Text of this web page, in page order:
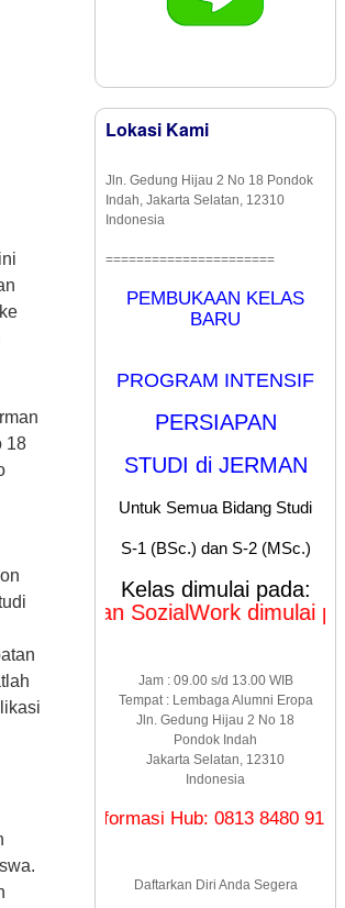
18
Lokasi Kami
Jln. Gedung Hijau 2 No 18 Pondok
Indah, Jakarta Selatan, 12310
Indonesia
======================
PEMBUKAAN KELAS
BARU
PROGRAM INTENSIF
PERSIAPAN
STUDI di JERMAN
Untuk Semua Bidang Studi
S-1 (BSc.) dan S-2 (MSc.)
Kelas dimulai pada:
dan SozialWork dimulai pada
Jam : 09.00 s/d 13.00 WIB
Tempat : Lembaga Alumni Eropa
Jln. Gedung Hijau 2 No 18
Pondok Indah
Jakarta Selatan, 12310
Indonesia
Informasi Hub: 0813 8480 9179 (WA &
Daftarkan Diri Anda Segera